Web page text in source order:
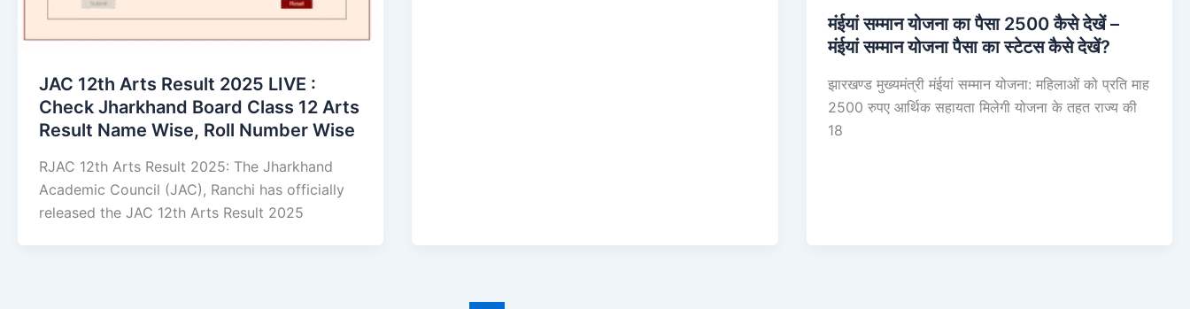
JAC 12th Arts Result 2025 LIVE :
Check Jharkhand Board Class 12 Arts
Result Name Wise, Roll Number Wise
RJAC 12th Arts Result 2025: The Jharkhand
Academic Council (JAC), Ranchi has officially
released the JAC 12th Arts Result 2025
मंईयां सम्मान योजना का पैसा 2500 कैसे देखें –
मंईयां सम्मान योजना पैसा का स्टेटस कैसे देखें?
झारखण्ड मुख्यमंत्री मंईयां सम्मान योजना: महिलाओं को प्रति माह
2500 रुपए आर्थिक सहायता मिलेगी योजना के तहत राज्य की
18